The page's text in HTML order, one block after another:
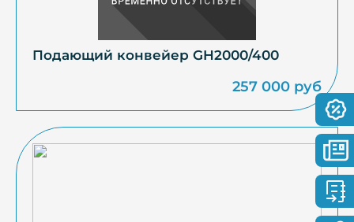
Подающий конвейер GH2000/400
257 000 руб